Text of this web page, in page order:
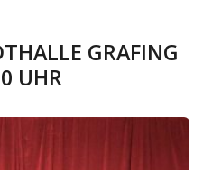
GRAFING
UHR